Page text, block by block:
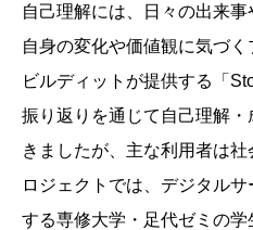
自己理解には、日々の出来事
自身の変化や価値観に気づく
ビルディットが提供する「
振り返りを通じて自己理解
きましたが、主な利用者は
ロジェクトでは、デジタル
する専修大学・足代ゼミの学